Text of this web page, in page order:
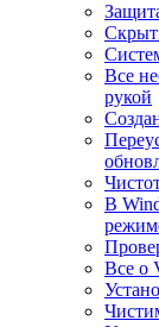
Все
рукой
В
Все о